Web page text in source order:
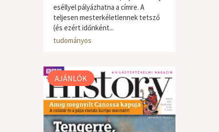
eséllyel pályázhatna a címre. A
teljesen mesterkéletlennek tetsző
(és ezért időnként...
klasszikus zene,ismeretterjesztő /
tudományos
AJÁNLÓK